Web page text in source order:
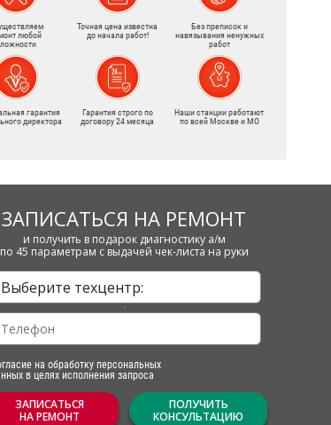
любой
Точная цена известна
до начала работ!
Без преписок и
навязывания ненужных
работ
гарантия
директора
Гарантия строго по
договору 24 месяца
Наши станции работают
по всей Москве и МО
ЗАПИСАТЬСЯ НА РЕМОНТ
и получить в подарок диагностику а/м
по 45 параметрам с выдачей чек-листа на руки
Выберите техцентр:
на обработку персональных
в целях исполнения запроса
ЗАПИСАТЬСЯ
НА РЕМОНТ
ПОЛУЧИТЬ
КОНСУЛЬТАЦИЮ